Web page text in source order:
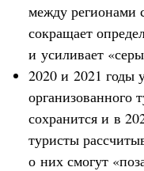
между регионами
сокращает
и усиливает
2020 и 2021 годы
организованного
сохранится и в
туристы
о них смогут